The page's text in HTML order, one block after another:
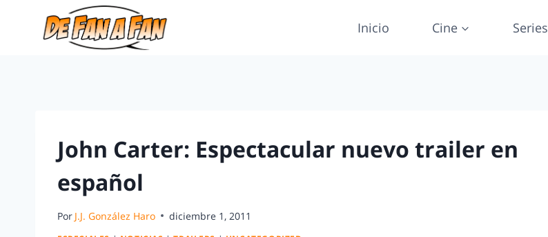
Inicio Cine Series
John Carter: Espectacular nuevo trailer en
español
Por J.J. González Haro diciembre 1, 2011